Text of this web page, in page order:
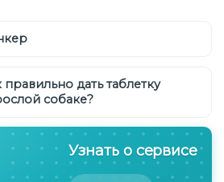
правильно дать таблетку
собаке?
Узнать о сервисе